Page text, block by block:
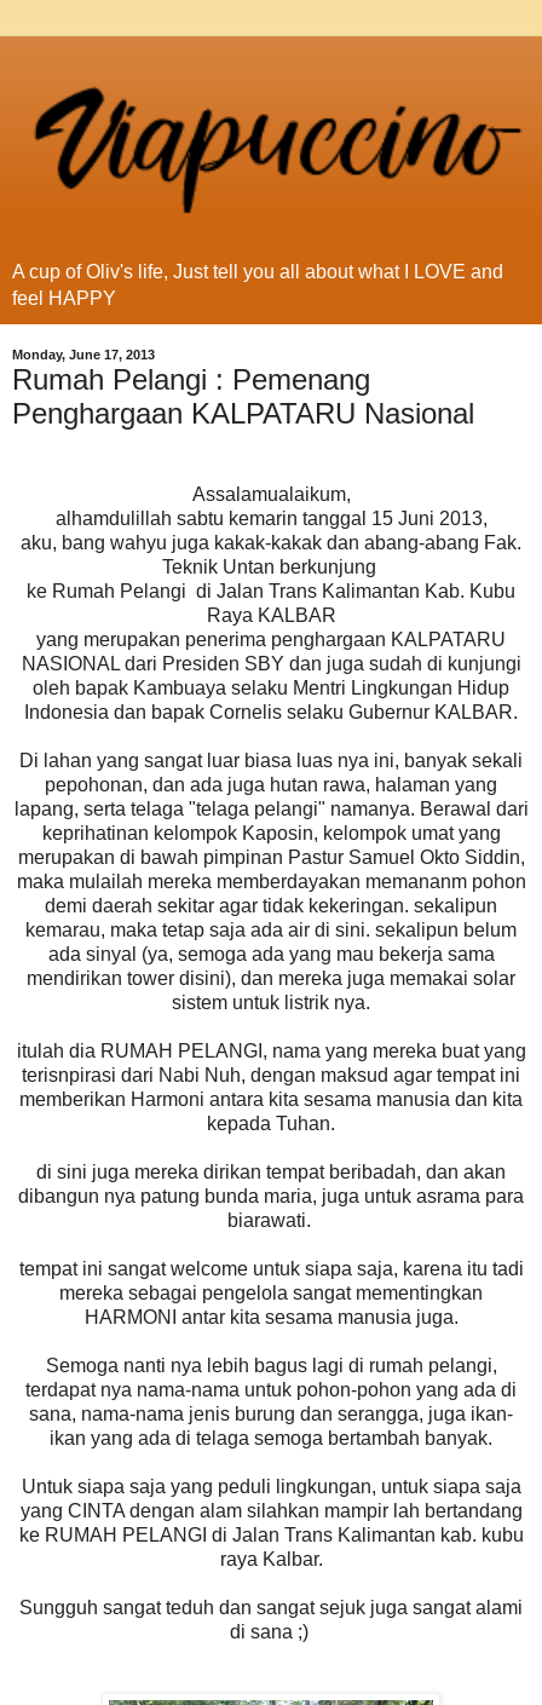
A cup of Oliv's life, Just tell you all about what I LOVE and
feel HAPPY
Monday, June 17, 2013
Rumah Pelangi : Pemenang
Penghargaan KALPATARU Nasional
Assalamualaikum,
alhamdulillah sabtu kemarin tanggal 15 Juni 2013,
aku, bang wahyu juga kakak-kakak dan abang-abang Fak.
Teknik Untan berkunjung
ke Rumah Pelangi di Jalan Trans Kalimantan Kab. Kubu
Raya KALBAR
yang merupakan penerima penghargaan KALPATARU
NASIONAL dari Presiden SBY dan juga sudah di kunjungi
oleh bapak Kambuaya selaku Mentri Lingkungan Hidup
Indonesia dan bapak Cornelis selaku Gubernur KALBAR.
Di lahan yang sangat luar biasa luas nya ini, banyak sekali
pepohonan, dan ada juga hutan rawa, halaman yang
lapang, serta telaga "telaga pelangi" namanya. Berawal dari
keprihatinan kelompok Kaposin, kelompok umat yang
merupakan di bawah pimpinan Pastur Samuel Okto Siddin,
maka mulailah mereka memberdayakan memananm pohon
demi daerah sekitar agar tidak kekeringan. sekalipun
kemarau, maka tetap saja ada air di sini. sekalipun belum
ada sinyal (ya, semoga ada yang mau bekerja sama
mendirikan tower disini), dan mereka juga memakai solar
sistem untuk listrik nya.
itulah dia RUMAH PELANGI, nama yang mereka buat yang
terisnpirasi dari Nabi Nuh, dengan maksud agar tempat ini
memberikan Harmoni antara kita sesama manusia dan kita
kepada Tuhan.
di sini juga mereka dirikan tempat beribadah, dan akan
dibangun nya patung bunda maria, juga untuk asrama para
biarawati.
tempat ini sangat welcome untuk siapa saja, karena itu tadi
mereka sebagai pengelola sangat mementingkan
HARMONI antar kita sesama manusia juga.
Semoga nanti nya lebih bagus lagi di rumah pelangi,
terdapat nya nama-nama untuk pohon-pohon yang ada di
sana, nama-nama jenis burung dan serangga, juga ikan-
ikan yang ada di telaga semoga bertambah banyak.
Untuk siapa saja yang peduli lingkungan, untuk siapa saja
yang CINTA dengan alam silahkan mampir lah bertandang
ke RUMAH PELANGI di Jalan Trans Kalimantan kab. kubu
raya Kalbar.
Sungguh sangat teduh dan sangat sejuk juga sangat alami
di sana ;)